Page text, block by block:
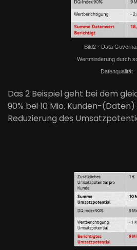
Bild2 - Data
Wertminderung durch
Datenqualität
Das 2 Beispiel geht bei dem
90% bei 10 Mio. Kunden-(Daten)
Reduzierung des